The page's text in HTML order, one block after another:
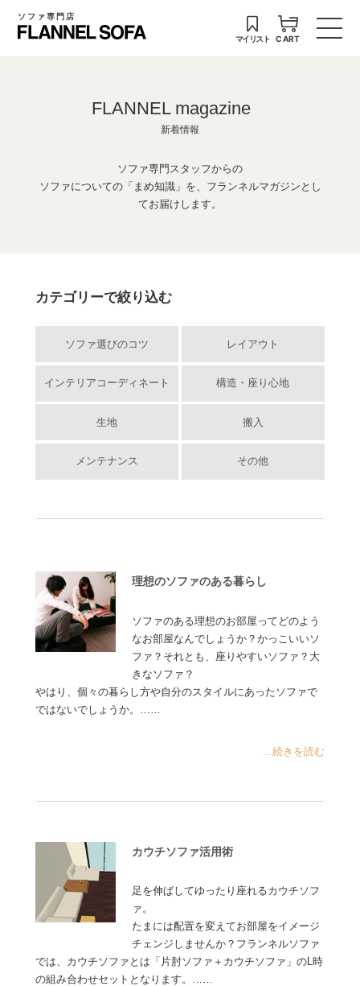
ソファ専門店
マイリスト CART
FLANNEL magazine
新着情報
ソファ専門スタッフからの
ソファについての「まめ知識」を、フランネルマガジンとし
てお届けします。
カテゴリーで絞り込む
ソファ選びのコツ レイアウト
インテリアコーディネート 構造・座り心地
生地 搬入
メンテナンス その他
理想のソファのある暮らし
ソファのある理想のお部屋ってどのよう
なお部屋なんでしょうか？かっこいいソ
ファ？それとも、座りやすいソファ？大
きなソファ？
やはり、個々の暮らし方や自分のスタイルにあったソファで
ではないでしょうか。……
...続きを読む
カウチソファ活用術
足を伸ばしてゆったり座れるカウチソフ
ァ。
たまには配置を変えてお部屋をイメージ
チェンジしませんか？フランネルソファ
では、カウチソファとは「片肘ソファ＋カウチソファ」のL時
の組み合わせセットとなります。……